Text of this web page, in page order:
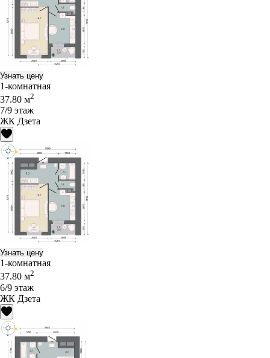
Узнать цену
1-комнатная
37.80 м2
7/9 этаж
ЖК Дзета
Узнать цену
1-комнатная
37.80 м2
6/9 этаж
ЖК Дзета